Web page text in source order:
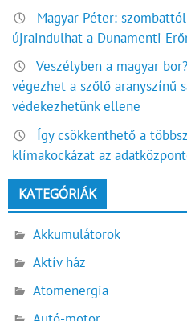
Magyar Péter:
újraindulhat a Dunamenti
Veszélyben a magyar
végezhet a szőlő aranyszínű
védekezhetünk ellene
Így csökkenthető a
klímakockázat az
KATEGÓRIÁK
Akkumulátorok
Aktív ház
Atomenergia